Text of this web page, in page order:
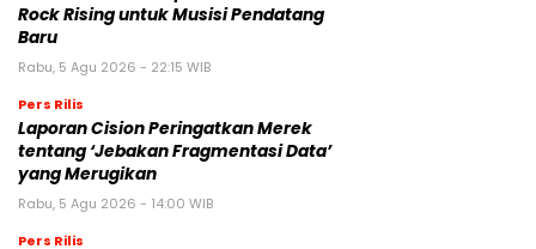
Rock Rising untuk Musisi Pendatang
Baru
Rabu, 5 Agu 2026 - 22:15 WIB
Pers Rilis
Laporan Cision Peringatkan Merek
tentang ‘Jebakan Fragmentasi Data’
yang Merugikan
Rabu, 5 Agu 2026 - 14:00 WIB
Pers Rilis